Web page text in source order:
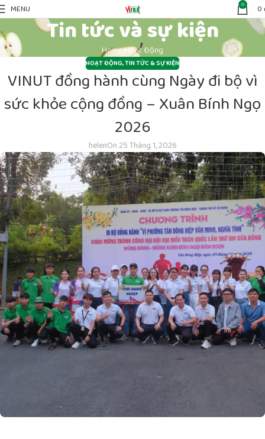
MENU 0 0
Tin tức và sự kiện
HomeHoạt Động
HOẠT ĐỘNG,TIN TỨC & SỰ KIỆN
VINUT đồng hành cùng Ngày đi bộ vì
sức khỏe cộng đồng – Xuân Bính Ngọ
2026
helenOn 25 Tháng 1, 2026